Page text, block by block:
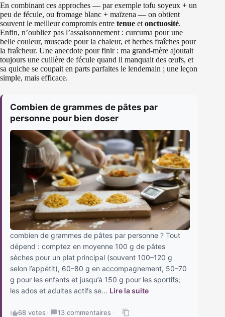
En combinant ces approches — par exemple tofu soyeux + un
peu de fécule, ou fromage blanc + maïzena — on obtient
souvent le meilleur compromis entre tenue et onctuosité.
Enfin, n’oubliez pas l’assaisonnement : curcuma pour une
belle couleur, muscade pour la chaleur, et herbes fraîches pour
la fraîcheur. Une anecdote pour finir : ma grand-mère ajoutait
toujours une cuillère de fécule quand il manquait des œufs, et
sa quiche se coupait en parts parfaites le lendemain ; une leçon
simple, mais efficace.
Combien de grammes de pâtes par
personne pour bien doser
combien de grammes de pâtes par personne ? Tout
dépend : comptez en moyenne 100 g de pâtes
sèches pour un plat principal (souvent 100–120 g
selon l’appétit), 60–80 g en accompagnement, 50–70
g pour les enfants et jusqu’à 150 g pour les sportifs;
les ados et adultes actifs se... Lire la suite
68 votes · 13 commentaires ·